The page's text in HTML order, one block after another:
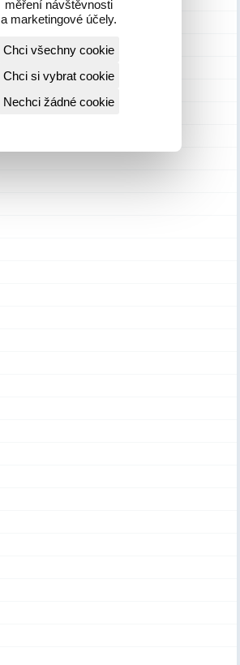
měření návštěvnosti
a marketingové účely.
Chci všechny cookie
Chci si vybrat cookie
Nechci žádné cookie